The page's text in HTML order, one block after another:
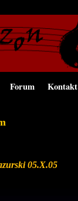
Forum Kontakt
05.X.05